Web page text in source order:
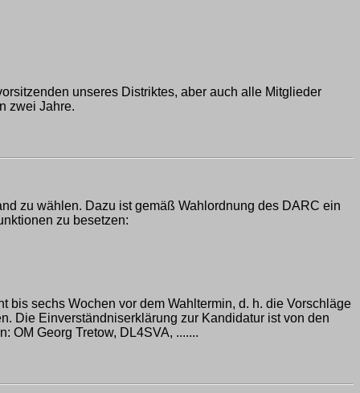
unseres Distriktes, aber auch alle Mitglieder
zwei Jahre.
zu wählen. Dazu ist gemäß Wahlordnung des DARC ein
zu besetzen:
sechs Wochen vor dem Wahltermin, d. h. die Vorschläge
Die Einverständniserklärung zur Kandidatur ist von den
OM Georg Tretow, DL4SVA, .......